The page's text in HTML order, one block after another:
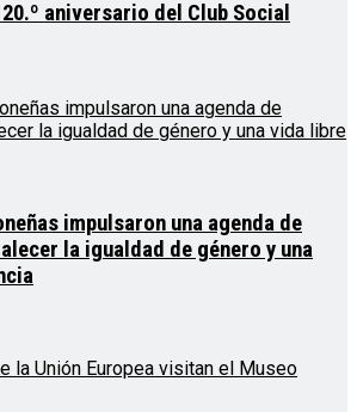
aniversario del Club Social
impulsaron una agenda de
la igualdad de género y una